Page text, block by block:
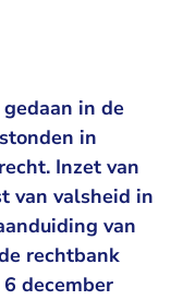
in de
in
Inzet van
van valsheid in
van
rechtbank
december